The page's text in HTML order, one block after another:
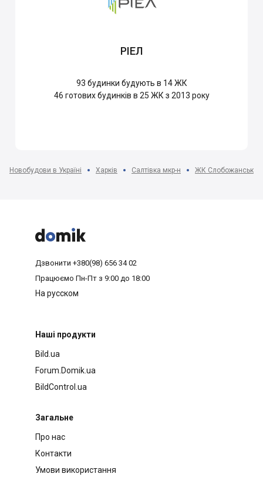
РІЕЛ
93 будинки будують в 14 ЖК
46 готових будинків в 25 ЖК з 2013 року
Новобудови в Україні Харків Салтівка мкр-н ЖК Слобожанський



Дзвонити +380(98) 656 34 02
Працюємо Пн-Пт з 9:00 до 18:00
На русском
Наші продукти
Bild.ua
Forum.Domik.ua
BildControl.ua
Загальне
Про нас
Контакти
Умови використання